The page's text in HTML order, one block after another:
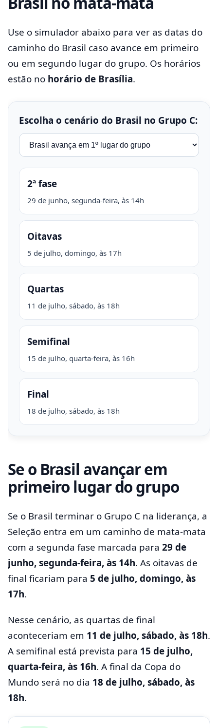
Use o simulador abaixo para ver as datas do
caminho do Brasil caso avance em primeiro
ou em segundo lugar do grupo. Os horários
estão no horário de Brasília.
Escolha o cenário do Brasil no Grupo C:
2ª fase
29 de junho, segunda-feira, às 14h
Oitavas
5 de julho, domingo, às 17h
Quartas
11 de julho, sábado, às 18h
Semifinal
15 de julho, quarta-feira, às 16h
Final
18 de julho, sábado, às 18h
Se o Brasil avançar em
primeiro lugar do grupo
Se o Brasil terminar o Grupo C na liderança, a
Seleção entra em um caminho de mata-mata
com a segunda fase marcada para 29 de
junho, segunda-feira, às 14h. As oitavas de
final ficariam para 5 de julho, domingo, às
17h.
Nesse cenário, as quartas de final
aconteceriam em 11 de julho, sábado, às 18h.
A semifinal está prevista para 15 de julho,
quarta-feira, às 16h. A final da Copa do
Mundo será no dia 18 de julho, sábado, às
18h.